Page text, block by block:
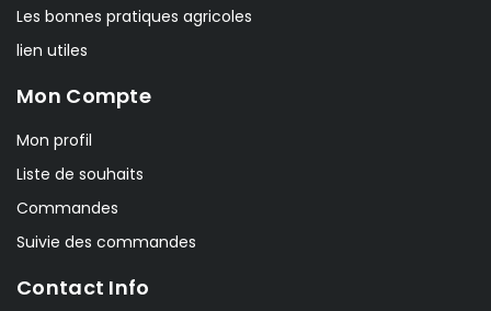
Les bonnes pratiques agricoles
lien utiles
Mon Compte
Mon profil
Liste de souhaits
Commandes
Suivie des commandes
Contact Info